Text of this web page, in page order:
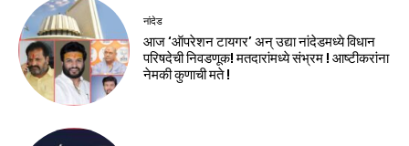
नांदेड
आज ‘ऑपरेशन टायगर’ अन् उद्या नांदेडमध्ये विधान
परिषदेची निवडणूक! मतदारांमध्ये संभ्रम ! आष्टीकरांना
नेमकी कुणाची मते !